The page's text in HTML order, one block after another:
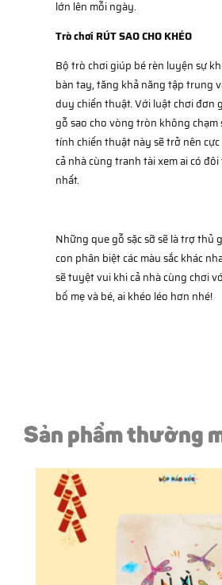
lớn lên mỗi ngày.
Trò chơi RÚT SAO CHO KHÉO
Bộ trò chơi giúp bé rèn luyện sự
bàn tay, tăng khả năng tập trung
duy chiến thuật. Với luật chơi đơn
gỗ sao cho vòng tròn không chạm
tính chiến thuật này sẽ trở nên
cả nhà cùng tranh tài xem ai có
nhất.
Những que gỗ sặc sỡ sẽ là trợ thủ
con phân biệt các màu sắc khác
sẽ tuyệt vui khi cả nhà cùng chơi
bố mẹ và bé, ai khéo léo hơn nhé!
Sản phẩm thường